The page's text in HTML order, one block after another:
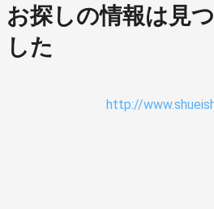
お探しの情報は見
した
http://